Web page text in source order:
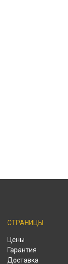
СТРАНИЦЫ
Цены
Гарантия
Доставка